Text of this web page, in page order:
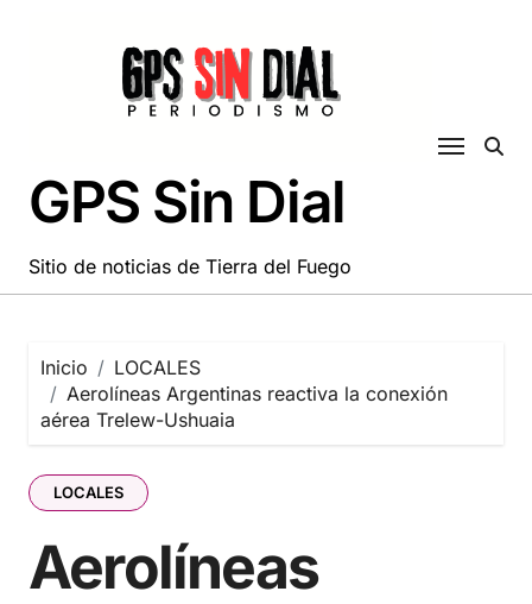
GPS Sin Dial
Sitio de noticias de Tierra del Fuego
Inicio
LOCALES
Aerolíneas Argentinas reactiva la conexión
aérea Trelew-Ushuaia
LOCALES
Aerolíneas